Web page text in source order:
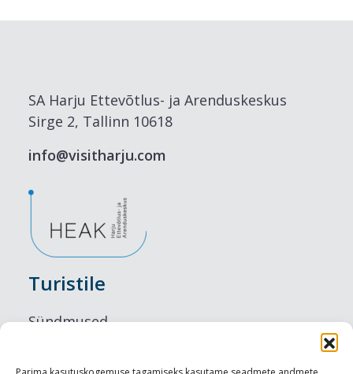
SA Harju Ettevõtlus- ja Arenduskeskus
Sirge 2, Tallinn 10618
info@visitharju.com
Turistile
Sündmused